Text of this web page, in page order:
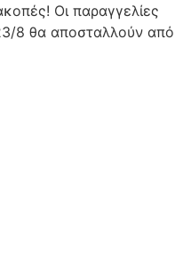
Οι παραγγελίες
8 θα αποσταλλούν από